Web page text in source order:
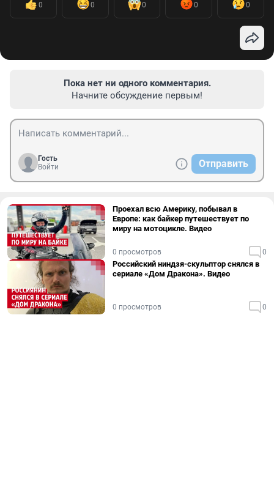
0 0 0 0 0
Пока нет ни одного комментария.
Начните обсуждение первым!
Гость
Войти
Отправить
Проехал всю Америку, побывал в
Европе: как байкер путешествует по
миру на мотоцикле. Видео
0 просмотров 0
Российский ниндзя-скульптор снялся в
сериале «Дом Дракона». Видео
0 просмотров 0